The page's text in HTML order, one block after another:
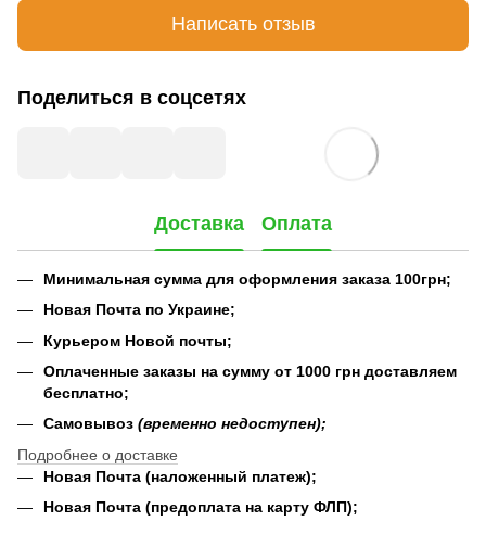
Написать отзыв
Поделиться в соцсетях
Доставка Оплата
Минимальная сумма для оформления заказа 100грн;
Новая Почта по Украине;
Курьером Новой почты;
Оплаченные заказы на сумму от 1000 грн доставляем
бесплатно;
Самовывоз (временно недоступен);
Подробнее о доставке
Новая Почта (наложенный платеж);
Новая Почта (предоплата на карту ФЛП);